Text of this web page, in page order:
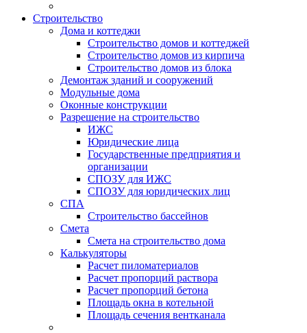
Строительство
Дома и коттеджи
Строительство домов и коттеджей
Строительство домов из кирпича
Строительство домов из блока
Демонтаж зданий и сооружений
Модульные дома
Оконные конструкции
Разрешение на строительство
ИЖС
Юридические лица
Государственные предприятия и
организации
СПОЗУ для ИЖС
СПОЗУ для юридических лиц
СПА
Строительство бассейнов
Смета
Смета на строительство дома
Калькуляторы
Расчет пиломатериалов
Расчет пропорций раствора
Расчет пропорций бетона
Площадь окна в котельной
Площадь сечения вентканала